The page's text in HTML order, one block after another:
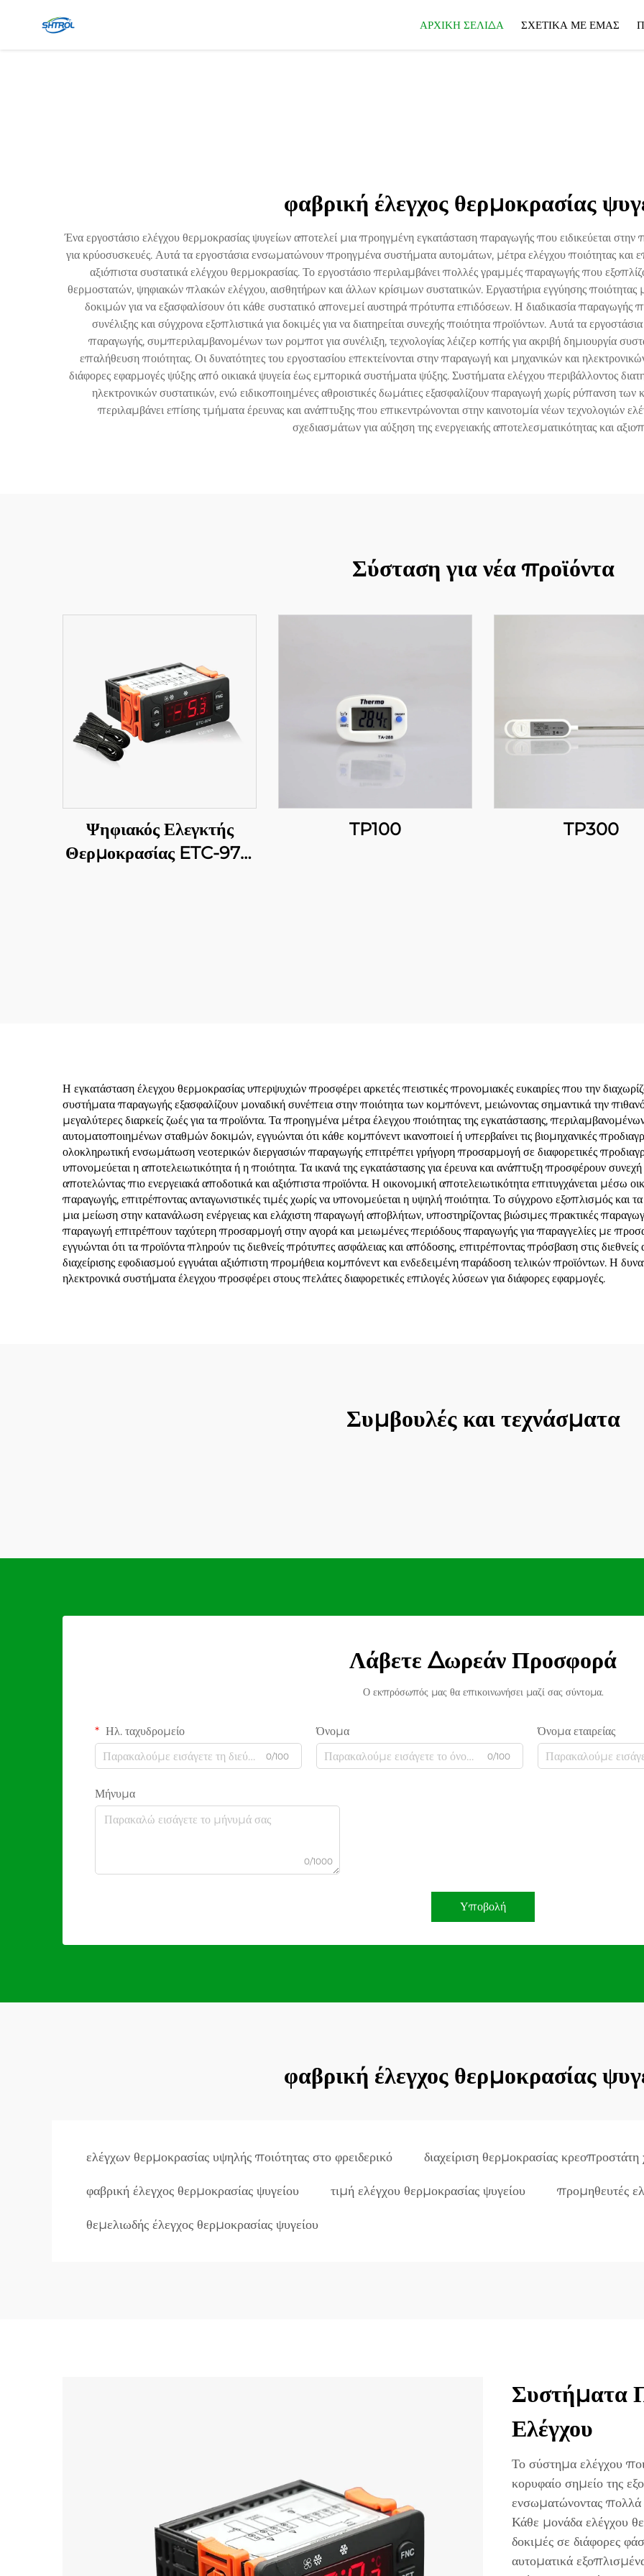
ΑΡΧΙΚΉ ΣΕΛΊΔΑ ΣΧΕΤΙΚΆ ΜΕ ΕΜΆΣ
φαβρική έλεγχος θερμοκρασίας
Ένα εργοστάσιο ελέγχου θερμοκρασίας ψυγείων αποτελεί μια προηγμένη εγκατάσταση παραγωγής που ειδικεύεται
για κρύοσυσκευές. Αυτά τα εργοστάσια ενσωματώνουν προηγμένα συστήματα αυτομάτων, μέτρα ελέγχου ποιότητας και
αξιόπιστα συστατικά ελέγχου θερμοκρασίας. Το εργοστάσιο περιλαμβάνει πολλές γραμμές παραγωγής που
θερμοστατών, ψηφιακών πλακών ελέγχου, αισθητήρων και άλλων κρίσιμων συστατικών. Εργαστήρια εγγύησης ποιότητας
δοκιμών για να εξασφαλίσουν ότι κάθε συστατικό απονεμεί αυστηρά πρότυπα επιδόσεων. Η διαδικασία παραγωγής
συνέλιξης και σύγχρονα εξοπλιστικά για δοκιμές για να διατηρείται συνεχής ποιότητα προϊόντων. Αυτά τα
παραγωγής, συμπεριλαμβανομένων των ρομποτ για συνέλιξη, τεχνολογίας λέιζερ κοπής για ακριβή δημιουργία
επαλήθευση ποιότητας. Οι δυνατότητες του εργοστασίου επεκτείνονται στην παραγωγή και μηχανικών και
διάφορες εφαρμογές ψύξης από οικιακά ψυγεία έως εμπορικά συστήματα ψύξης. Συστήματα ελέγχου περιβάλλοντος
ηλεκτρονικών συστατικών, ενώ ειδικοποιημένες αθροιστικές δωμάτιες εξασφαλίζουν παραγωγή χωρίς ρύπανση
περιλαμβάνει επίσης τμήματα έρευνας και ανάπτυξης που επικεντρώνονται στην καινοτομία νέων τεχνολογιών
σχεδιασμάτων για αύξηση της ενεργειακής αποτελεσματικότητας και
Σύσταση για νέα προϊόντα
Ψηφιακός Ελεγκτής
Θερμοκρασίας ETC-974:
TP100 TP300
Η εγκατάσταση έλεγχου θερμοκρασίας υπερψυχιών προσφέρει αρκετές πειστικές προνομιακές ευκαιρίες που την
συστήματα παραγωγής εξασφαλίζουν μοναδική συνέπεια στην ποιότητα των κομπόνεντ, μειώνοντας σημαντικά την
μεγαλύτερες διαρκείς ζωές για τα προϊόντα. Τα προηγμένα μέτρα έλεγχου ποιότητας της εγκατάστασης,
αυτοματοποιημένων σταθμών δοκιμών, εγγυώνται ότι κάθε κομπόνεντ ικανοποιεί ή υπερβαίνει τις βιομηχανικές
ολοκληρωτική ενσωμάτωση νεοτερικών διεργασιών παραγωγής επιτρέπει γρήγορη προσαρμογή σε διαφορετικές
υπονομεύεται η αποτελειωτικότητα ή η ποιότητα. Τα ικανά της εγκατάστασης για έρευνα και ανάπτυξη προσφέρουν
αποτελώντας πιο ενεργειακά αποδοτικά και αξιόπιστα προϊόντα. Η οικονομική αποτελειωτικότητα επιτυγχάνεται μέσω
παραγωγής, επιτρέποντας ανταγωνιστικές τιμές χωρίς να υπονομεύεται η υψηλή ποιότητα. Το σύγχρονο εξοπλισμός και
μια μείωση στην κατανάλωση ενέργειας και ελάχιστη παραγωγή αποβλήτων, υποστηρίζοντας βιώσιμες πρακτικές
παραγωγή επιτρέπουν ταχύτερη προσαρμογή στην αγορά και μειωμένες περιόδους παραγωγής για παραγγελίες με
εγγυώνται ότι τα προϊόντα πληρούν τις διεθνείς πρότυπες ασφάλειας και απόδοσης, επιτρέποντας πρόσβαση στις
διαχείρισης εφοδιασμού εγγυάται αξιόπιστη προμήθεια κομπόνεντ και ενδεδειμένη παράδοση τελικών προϊόντων. Η
ηλεκτρονικά συστήματα έλεγχου προσφέρει στους πελάτες διαφορετικές επιλογές λύσεων για διάφορες εφαρμογές.
Συμβουλές και τεχνάσματα
Λάβετε Δωρεάν Προσφορά
Ο εκπρόσωπός μας θα επικοινωνήσει μαζί σας σύντομα.
Ηλ. ταχυδρομείο
0/100
Όνομα
0/100
Όνομα εταιρείας
Μήνυμα
0/1000
Υποβολή
φαβρική έλεγχος θερμοκρασίας
ελέγχων θερμοκρασίας υψηλής ποιότητας στο φρειδερικό διαχείριση θερμοκρασίας κρεοπροστάτη
φαβρική έλεγχος θερμοκρασίας ψυγείου τιμή ελέγχου θερμοκρασίας ψυγείου προμηθευτές
θεμελιωδής έλεγχος θερμοκρασίας ψυγείου
Συστήματα
Ελέγχου
Το σύστημα ελέγχου
κορυφαίο σημείο της
ενσωματώνοντας πολλά
Κάθε μονάδα ελέγχου
δοκιμές σε διάφορες
αυτοματικά